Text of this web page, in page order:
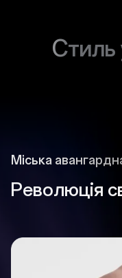
Стиль
Міська
Революція